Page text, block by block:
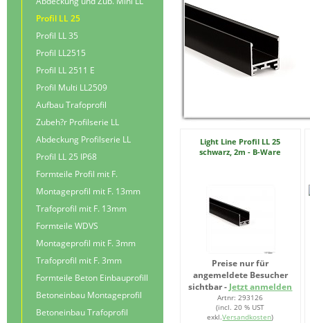
Light Line Profil LL 25
schwarz, 2m - B-Ware
Preise nur für
angemeldete Besucher
sichtbar - Jetzt anmelden
Artnr: 293126
(incl. 20 % UST
exkl.Versandkosten)
Profil LL 25
Profil LL 35
Profil LL2515
Profil LL 2511 E
Profil Multi LL2509
Aufbau Trafoprofil
Zubeh?r Profilserie LL
Abdeckung Profilserie LL
Profil LL 25 IP68
Formteile Profil mit F.
Montageprofil mit F. 13mm
Trafoprofil mit F. 13mm
Formteile WDVS
Montageprofil mit F. 3mm
Trafoprofil mit F. 3mm
Formteile Beton Einbauprofill
Betoneinbau Montageprofil
Betoneinbau Trafoprofil